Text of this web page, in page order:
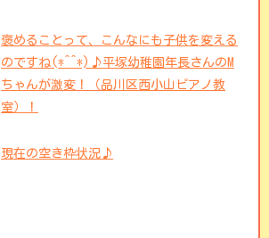
褒めることって、こんなにも子供を変える
のですね(*^^*)♪平塚幼稚園年長さんのM
ちゃんが激変！（品川区西小山ピアノ教
室）！
現在の空き枠状況♪